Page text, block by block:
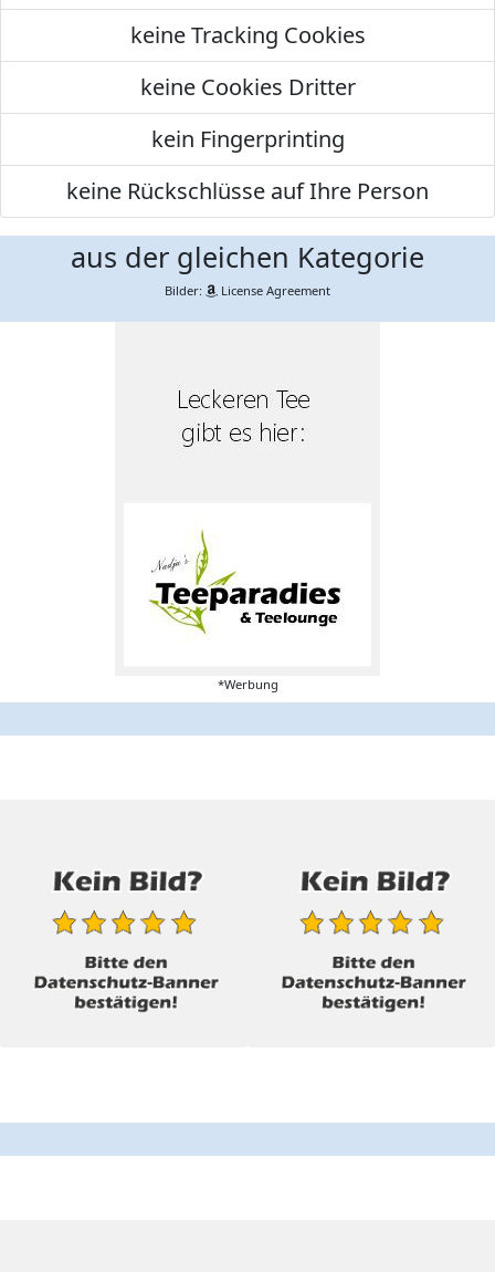
keine Tracking Cookies
keine Cookies Dritter
kein Fingerprinting
keine Rückschlüsse auf Ihre Person
aus der gleichen Kategorie
Bilder: License Agreement
*Werbung